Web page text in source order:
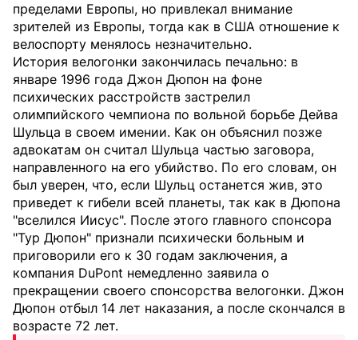
пределами Европы, но привлекал внимание
зрителей из Европы, тогда как в США отношение к
велоспорту менялось незначительно.
История велогонки закончилась печально: в
январе 1996 года Джон Дюпон на фоне
психических расстройств застрелил
олимпийского чемпиона по вольной борьбе Дейва
Шульца в своем имении. Как он объяснил позже
адвокатам он считал Шульца частью заговора,
направленного на его убийство. По его словам, он
был уверен, что, если Шульц останется жив, это
приведет к гибели всей планеты, так как в Дюпона
"вселился Иисус". После этого главного спонсора
"Тур Дюпон" признали психически больным и
приговорили его к 30 годам заключения, а
компания DuPont немедленно заявила о
прекращении своего спонсорства велогонки. Джон
Дюпон отбыл 14 лет наказания, а после скончался в
возрасте 72 лет.